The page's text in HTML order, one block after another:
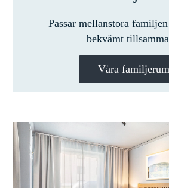
Passar mellanstora
bekvämt
Våra familjerum